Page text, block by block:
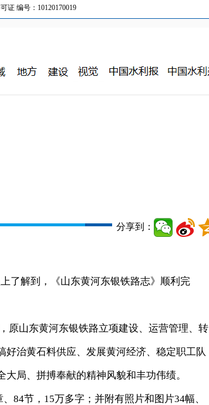
证 编号：10120170019
分享到：
了解到，《山东黄河东银铁路志》顺利完
山东黄河东银铁路立项建设、运营管理、转
治黄石料供应、发展黄河经济、稳定职工队
局、拼搏奉献的精神风貌和丰功伟绩。
节，15万多字；并附有照片和图片34幅、